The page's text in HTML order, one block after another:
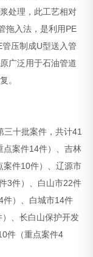
处理，此工艺相对
拖入法，是利用PE
压制成U型送入管
广泛用于石油管道
。
十批案件，共计41
点案件14件）、吉林
案件10件）、辽源市
3件）、白山市22件
件）、白城市14件
）、长白山保护开发
件（重点案件4